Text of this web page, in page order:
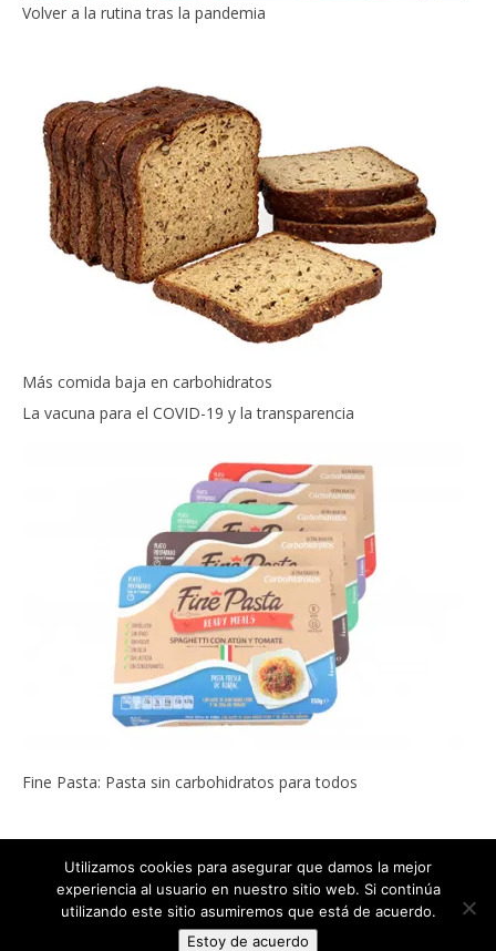
Volver a la rutina tras la pandemia
Más comida baja en carbohidratos
La vacuna para el COVID-19 y la transparencia
Fine Pasta: Pasta sin carbohidratos para todos
Copyright © 2022 ADELGAZAR SIN MILAGROS por Carlos Abehsera
Todos los derechos reservados.
The magazine-premium Theme bybavotasan.com
Utilizamos cookies para asegurar que damos la mejor
experiencia al usuario en nuestro sitio web. Si continúa
utilizando este sitio asumiremos que está de acuerdo.
Estoy de acuerdo